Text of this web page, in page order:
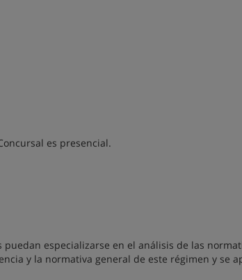
es presencial.
especializarse en el análisis de las
y la normativa general de este régimen y se